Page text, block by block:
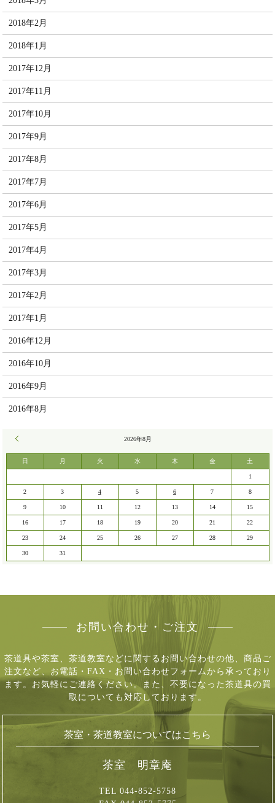
2018年2月
2018年1月
2017年12月
2017年11月
2017年10月
2017年9月
2017年8月
2017年7月
2017年6月
2017年5月
2017年4月
2017年3月
2017年2月
2017年1月
2016年12月
2016年10月
2016年9月
2016年8月
2026年8月
日 月 火 水 木 金 土
1
2 3 4 5 6 7 8
9 10 11 12 13 14 15
16 17 18 19 20 21 22
23 24 25 26 27 28 29
30 31
お問い合わせ・ご注文
茶道具や茶室、茶道教室などに関するお問い合わせの他、商品ご
注文など、 お電話・FAX・お問い合わせフォームから承っており
ます。お気軽にご連絡ください。 また、不要になった茶道具の買
取についても対応しております。
茶室・茶道教室についてはこちら
茶室 明章庵
TEL 044-852-5758